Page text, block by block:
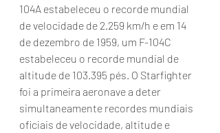
104A estabeleceu o recorde mundial
de velocidade de 2.259 km/h e em 14
de dezembro de 1959, um F-104C
estabeleceu o recorde mundial de
altitude de 103.395 pés. O Starfighter
foi a primeira aeronave a deter
simultaneamente recordes mundiais
oficiais de velocidade, altitude e